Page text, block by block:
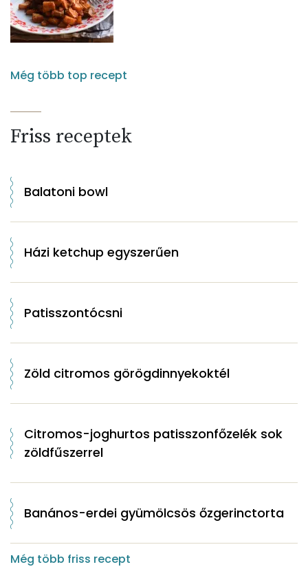
Még több top recept
Friss receptek
Balatoni bowl
Házi ketchup egyszerűen
Patisszontócsni
Zöld citromos görögdinnyekoktél
Citromos-joghurtos patisszonfőzelék sok
zöldfűszerrel
Banános-erdei gyümölcsös őzgerinctorta
Még több friss recept